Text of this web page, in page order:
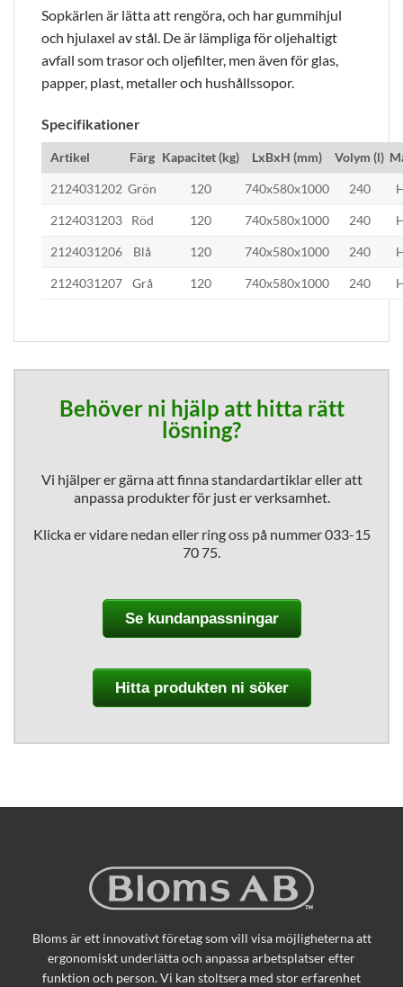
Sopkärlen är lätta att rengöra, och har gummihjul
och hjulaxel av stål. De är lämpliga för oljehaltigt
avfall som trasor och oljefilter, men även för glas,
papper, plast, metaller och hushållssopor.
Specifikationer
Artikel Färg Kapacitet (kg) LxBxH (mm) Volym (l)
2124031202 Grön 120 740x580x1000 240
2124031203 Röd 120 740x580x1000 240
2124031206 Blå 120 740x580x1000 240
2124031207 Grå 120 740x580x1000 240
Behöver ni hjälp att hitta rätt
lösning?
Vi hjälper er gärna att finna standardartiklar eller att
anpassa produkter för just er verksamhet.
Klicka er vidare nedan eller ring oss på nummer 033-15
70 75.
Se kundanpassningar
Hitta produkten ni söker
Bloms är ett innovativt företag som vill visa möjligheterna att
ergonomiskt underlätta och anpassa arbetsplatser efter
funktion och person. Vi kan stoltsera med stor erfarenhet